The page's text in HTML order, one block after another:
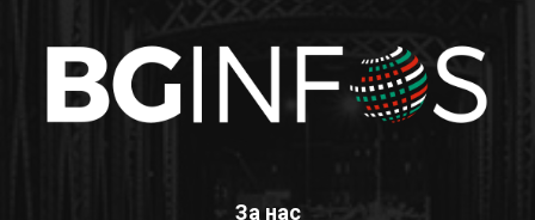
За нас